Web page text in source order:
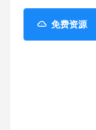
免费资源